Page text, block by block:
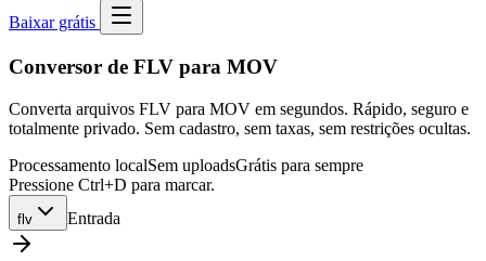
Baixar grátis
Conversor de FLV para MOV
Converta arquivos FLV para MOV em segundos. Rápido, seguro e
totalmente privado. Sem cadastro, sem taxas, sem restrições ocultas.
Processamento localSem uploadsGrátis para sempre
Pressione Ctrl+D para marcar.
flv Entrada